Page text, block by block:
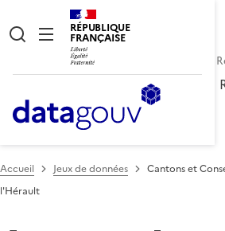
RÉPUBLIQUE
FRANÇAISE
Accueil Jeux de données
Cantons et
l'Hérault